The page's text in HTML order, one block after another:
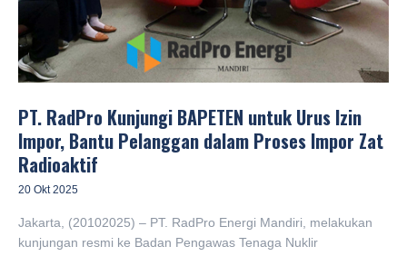
PT. RadPro Kunjungi BAPETEN untuk Urus Izin
Impor, Bantu Pelanggan dalam Proses Impor Zat
Radioaktif
20 Okt 2025
Jakarta, (20102025) – PT. RadPro Energi Mandiri, melakukan
kunjungan resmi ke Badan Pengawas Tenaga Nuklir